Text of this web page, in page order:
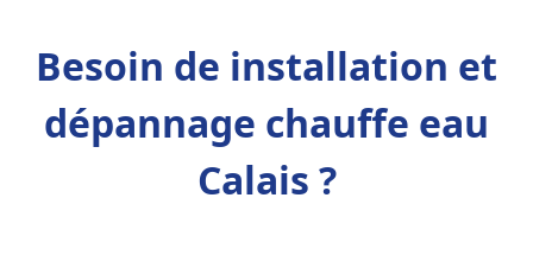
Besoin de installation et
dépannage chauffe eau
Calais ?